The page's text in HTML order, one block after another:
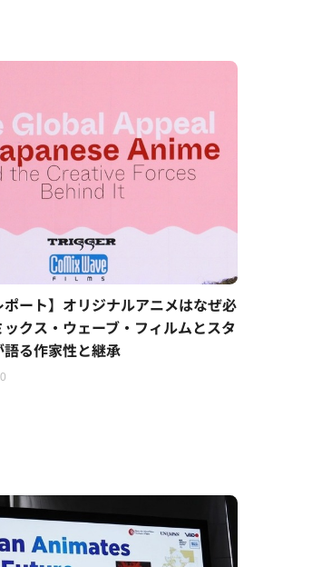
ポート】オリジナルアニメはなぜ必
クス・ウェーブ・フィルムとスタ
る作家性と継承